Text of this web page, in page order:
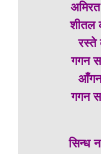
शीतल
रस्ते
गगन
गगन
सिन्ध